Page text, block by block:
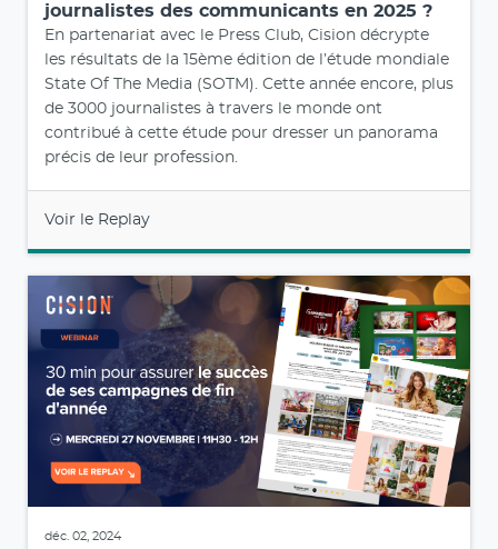
journalistes des communicants en 2025 ?
En partenariat avec le Press Club, Cision décrypte
les résultats de la 15ème édition de l’étude mondiale
State Of The Media (SOTM). Cette année encore, plus
de 3000 journalistes à travers le monde ont
contribué à cette étude pour dresser un panorama
précis de leur profession.
Voir le Replay
déc. 02, 2024